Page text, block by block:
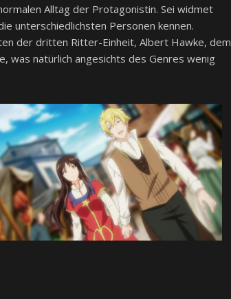
Alltag der Protagonistin. Sei widmet
unterschiedlichsten Personen kennen.
der dritten Ritter-Einheit, Albert Hawke, dem
was natürlich angesichts des Genres wenig